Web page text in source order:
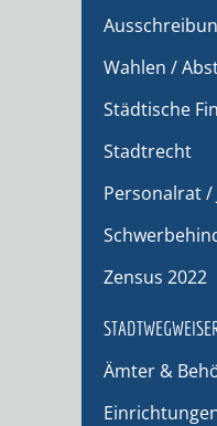
Wahlen /
Städtische
Stadtrecht
Personalrat /
Zensus 2022
Ämter &